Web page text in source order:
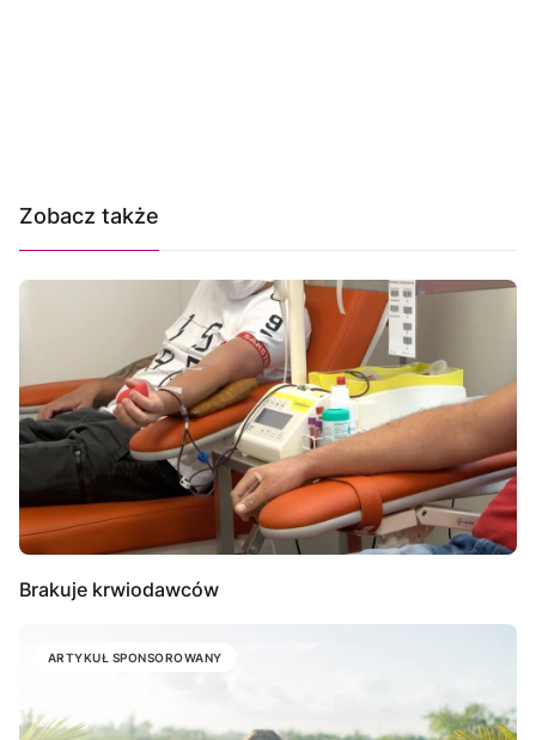
Zobacz także
Brakuje krwiodawców
ARTYKUŁ SPONSOROWANY